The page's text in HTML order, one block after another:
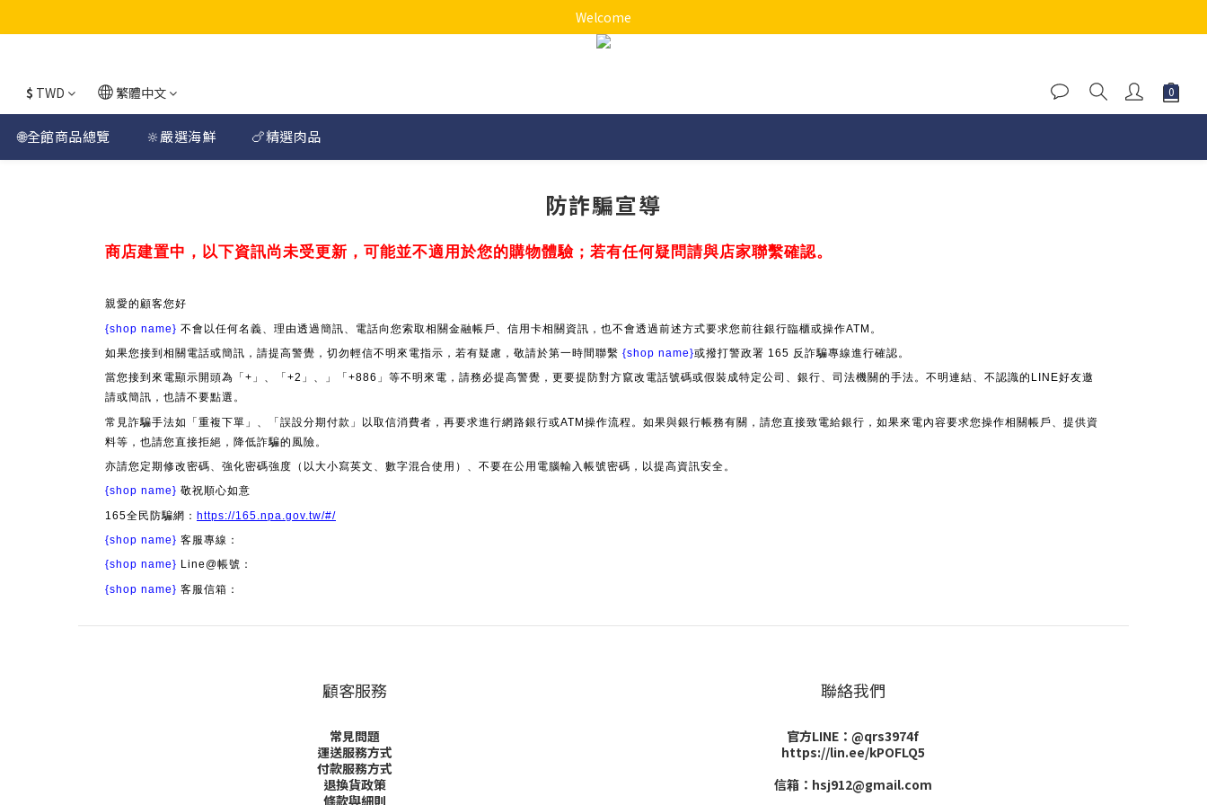
Welcome
$ TWD 繁體中文
🌐全館商品總覽 🔆嚴選海鮮 🍗精選肉品
防詐騙宣導
商店建置中，以下資訊尚未受更新，可能並不適用於您的購物體驗；若有任何疑問請與店家聯繫確認。
親愛的顧客您好
{shop name} 不會以任何名義、理由透過簡訊、電話向您索取相關金融帳戶、信用卡相關資訊，也不會透過前述方式要求您前往銀行臨櫃或操作ATM。
如果您接到相關電話或簡訊，請提高警覺，切勿輕信不明來電指示，若有疑慮，敬請於第一時間聯繫 {shop name}或撥打警政署 165 反詐騙專線進行確認。
當您接到來電顯示開頭為「+」、「+2」、」「+886」等不明來電，請務必提高警覺，更要提防對方竄改電話號碼或假裝成特定公司、銀行、司法機關的手法。不明連結、不認識的LINE好友邀
請或簡訊，也請不要點選。
常見詐騙手法如「重複下單」、「誤設分期付款」以取信消費者，再要求進行網路銀行或ATM操作流程。如果與銀行帳務有關，請您直接致電給銀行，如果來電內容要求您操作相關帳戶、提供資
料等，也請您直接拒絕，降低詐騙的風險。
亦請您定期修改密碼、強化密碼強度（以大小寫英文、數字混合使用）、不要在公用電腦輸入帳號密碼，以提高資訊安全。
{shop name} 敬祝順心如意
165全民防騙網： https://165.npa.gov.tw/#/
{shop name} 客服專線：
{shop name} Line@帳號：
{shop name} 客服信箱：
顧客服務
常見問題
運送服務方式
付款服務方式
退換貨政策
條款與細則
聯絡我們
官方LINE：@qrs3974f
https://lin.ee/kPOFLQ5
信箱：hsj912@gmail.com